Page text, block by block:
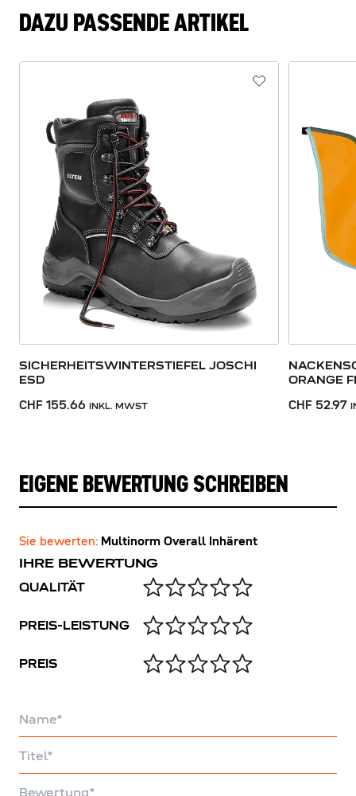
DAZU PASSENDE ARTIKEL
SICHERHEITSWINTERSTIEFEL JOSCHI
ESD
CHF 155.66 INKL. MWST
ORANGE
CHF 52.97
EIGENE BEWERTUNG SCHREIBEN
Sie bewerten: Multinorm Overall Inhärent
IHRE BEWERTUNG
QUALITÄT
PREIS-LEISTUNG
PREIS